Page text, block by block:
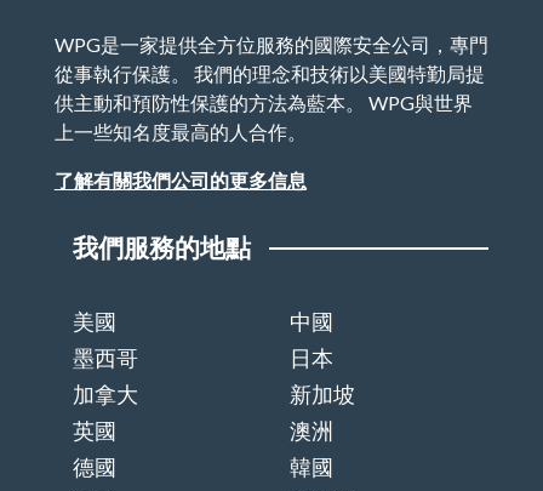
WPG是一家提供全方位服務的國際安全公司，專門
從事執行保護。 我們的理念和技術以美國特勤局提
供主動和預防性保護的方法為藍本。 WPG與世界
上一些知名度最高的人合作。
了解有關我們公司的更多信息
我們服務的地點
美國
中國
墨西哥
日本
加拿大
新加坡
英國
澳洲
德國
韓國